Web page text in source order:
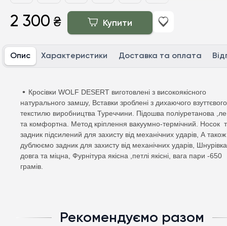
2 300 ₴ Купити
Опис Характеристики Доставка та оплата
Кросівки WOLF DESERT виготовлені з високоякісного
натурального замшу, Вставки зроблені з дихаючого взуттєвого
текстилю виробництва Туреччини. Підошва поліуретанова
та комфортна. Метод кріплення вакуумно-термічний. Носок
задник підсилений для захисту від механічних ударів, А також
дублюємо задник для захисту від механічних ударів, Шнурівка
довга та міцна, Фурнітура якісна ,петлі якісні, вага пари -650
грамів.
Рекомендуємо разом